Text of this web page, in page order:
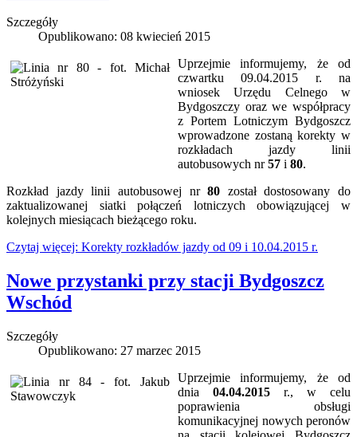
Szczegóły
Opublikowano: 08 kwiecień 2015
Uprzejmie informujemy, że od
czwartku 09.04.2015 r. na
wniosek Urzędu Celnego w
Bydgoszczy oraz we współpracy
z Portem Lotniczym Bydgoszcz
wprowadzone zostaną korekty w
rozkładach jazdy linii
autobusowych nr57 i 80.
Rozkład jazdy linii autobusowej nr80 został dostosowany do
zaktualizowanej siatki połączeń lotniczych obowiązującej w
kolejnych miesiącach bieżącego roku.
Czytaj więcej: Korekty rozkładów jazdy od 09 i 10.04.2015 r.
Nowe przystanki przy stacji Bydgoszcz
Wschód
Szczegóły
Opublikowano: 27 marzec 2015
Uprzejmie informujemy, że od
dnia 04.04.2015 r., w celu
poprawienia obsługi
komunikacyjnej nowych peronów